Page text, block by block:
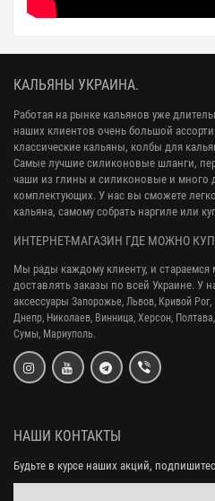
КАЛЬЯНЫ УКРАИНА.
Работая на рынке кальянов уже
наших клиентов очень большой
классические кальяны, колбы для
Самые лучшие силиконовые шланги,
чаши из глины и силиконовые и много
комплектующих. У нас вы сможете
кальяна, самому собрать наргиле или
ИНТЕРНЕТ-МАГАЗИН ГДЕ МОЖНО
Мы рады каждому клиенту, и
доставлять заказы по всей Украине. У
аксессуары Запорожье, Львов, Кривой Рог,
Днепр, Николаев, Винница, Херсон,
Сумы, Мариуполь.
НАШИ КОНТАКТЫ
Будьте в курсе наших акций,